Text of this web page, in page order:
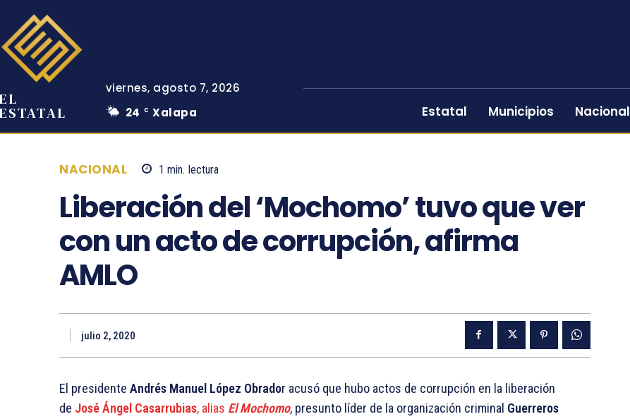
EL
ESTATAL
viernes, agosto 7, 2026
24
C Xalapa Estatal Municipios Nacional
NACIONAL 1 min. lectura
Liberación del ‘Mochomo’ tuvo que ver
con un acto de corrupción, afirma
AMLO
julio 2, 2020
El presidente Andrés Manuel López Obrador acusó que hubo actos de corrupción en la liberación
de José Ángel Casarrubias, alias El Mochomo, presunto líder de la organización criminal Guerreros